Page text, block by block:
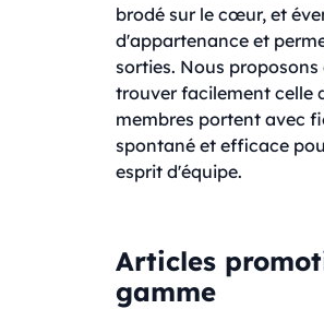
brodé sur le cœur, et
d'appartenance et
sorties. Nous
trouver facilement celle
membres portent avec
spontané et efficace
esprit d'équipe.
Articles
gamme